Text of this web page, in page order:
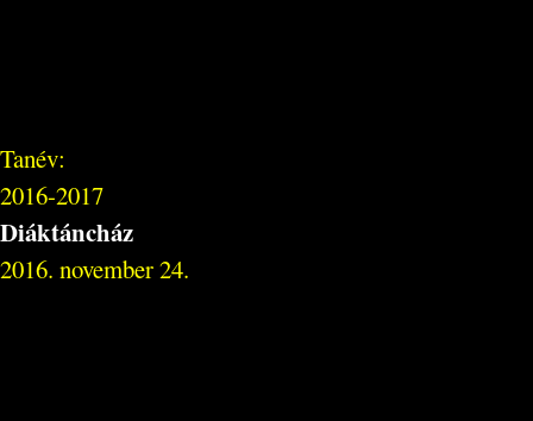
Tanév:
2016-2017
Diáktáncház
2016. november 24.